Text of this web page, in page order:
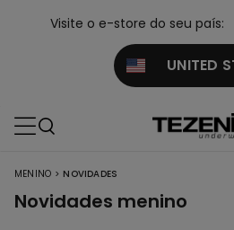
Visite o e-store do seu país:
UNITED
MENINO > NOVIDADES
Novidades menino